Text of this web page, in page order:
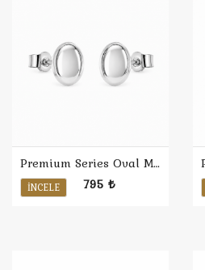
Premium Series Oval Minimal Küpe S / Rodyum
İNCELE 795 ₺